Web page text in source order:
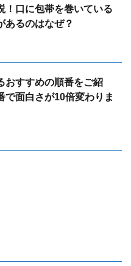
！口に包帯を巻いている
あるのはなぜ？
おすすめの順番をご紹
で面白さが10倍変わりま